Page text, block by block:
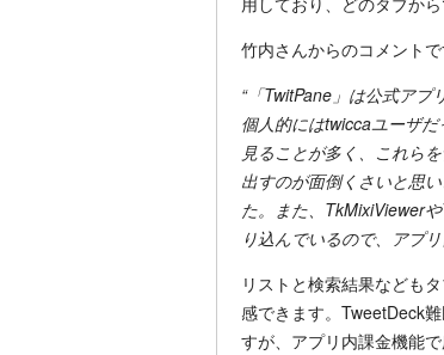
竹内さんからのコメントで
“「TwitPane」は公式アプ
個人的にはtwiccaユーザ
見ることが多く、これら
出すのが面倒くさいと思
た。また、TkMixiViewer
り込んでいるので、アプ
リストと検索結果なども
感できます。TweetDeck
すが、アプリ内課金機能